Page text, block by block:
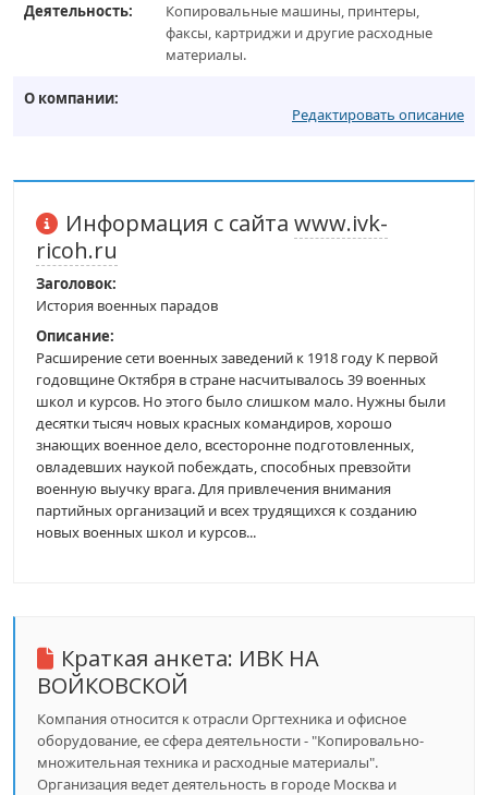
Деятельность:
Копировальные машины, принтеры,
факсы, картриджи и другие расходные
материалы.
О компании:
Редактировать описание
Информация с сайта www.ivk-
ricoh.ru
Заголовок:
История военных парадов
Описание:
Расширение сети военных заведений к 1918 году К первой
годовщине Октября в стране насчитывалось 39 военных
школ и курсов. Но этого было слишком мало. Нужны были
десятки тысяч новых красных командиров, хорошо
знающих военное дело, всесторонне подготовленных,
овладевших наукой побеждать, способных превзойти
военную выучку врага. Для привлечения внимания
партийных организаций и всех трудящихся к созданию
новых военных школ и курсов...
Краткая анкета: ИВК НА
ВОЙКОВСКОЙ
Компания относится к отрасли Оргтехника и офисное
оборудование, ее сфера деятельности - "Копировально-
множительная техника и расходные материалы".
Организация ведет деятельность в городе Москва и